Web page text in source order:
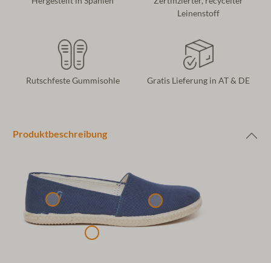
Leinenstoff
Rutschfeste Gummisohle Gratis Lieferung in AT & DE
Produktbeschreibung